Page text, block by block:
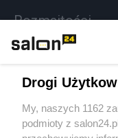
Rozmaitości
Sport
Społeczeństwo
Drogi
My, naszych 1162
podmioty z